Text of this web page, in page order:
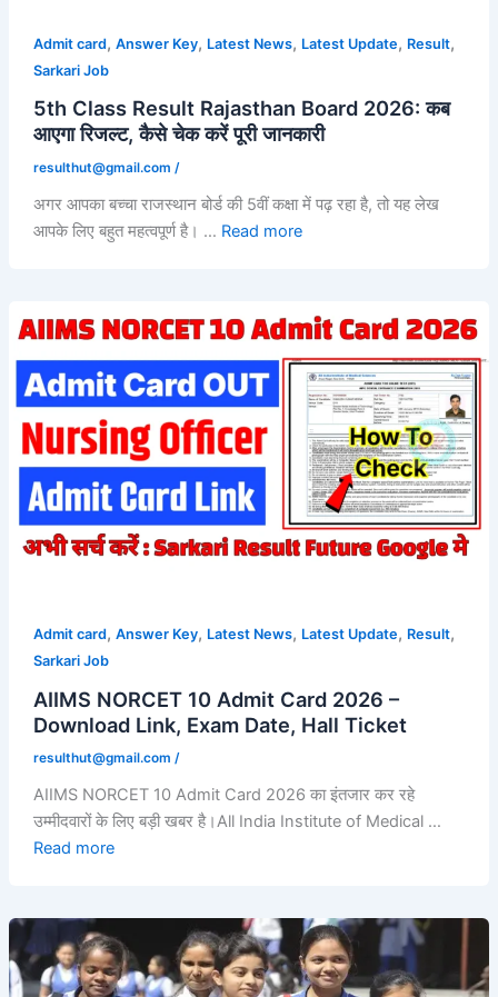
Admit card, Answer Key, Latest News, Latest Update, Result,
Sarkari Job
5th Class Result Rajasthan Board 2026: कब
आएगा रिजल्ट, कैसे चेक करें पूरी जानकारी
resulthut@gmail.com /
अगर आपका बच्चा राजस्थान बोर्ड की 5वीं कक्षा में पढ़ रहा है, तो यह लेख
आपके लिए बहुत महत्वपूर्ण है। … Read more
Admit card, Answer Key, Latest News, Latest Update, Result,
Sarkari Job
AIIMS NORCET 10 Admit Card 2026 –
Download Link, Exam Date, Hall Ticket
resulthut@gmail.com /
AIIMS NORCET 10 Admit Card 2026 का इंतजार कर रहे
उम्मीदवारों के लिए बड़ी खबर है।All India Institute of Medical …
Read more